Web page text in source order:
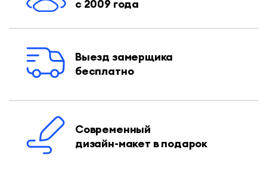
с 2009 года
Выезд замерщика
бесплатно
Современный
дизайн-макет в подарок